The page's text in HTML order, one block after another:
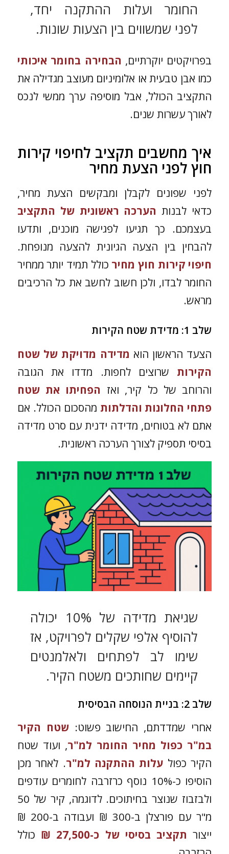
החומר ועלות ההתקנה יחד,
לפני שמשווים בין הצעות שונות.
בפרויקטים יוקרתיים, הבחירה בחומר איכותי
כמו אבן טבעית או אלומיניום מעוצב מגדילה את
התקציב הכולל, אבל מוסיפה ערך ממשי לנכס
לאורך עשרות שנים.
איך מחשבים תקציב לחיפוי קירות
חוץ לפני הצעת מחיר
לפני שפונים לקבלן ומבקשים הצעת מחיר,
כדאי לבנות הערכה ראשונית של התקציב
בעצמכם. כך תגיעו לפגישה מוכנים, ותדעו
להבחין בין הצעה הגיונית להצעה מנופחת.
חיפוי קירות חוץ מחיר כולל תמיד יותר ממחיר
החומר לבדו, ולכן חשוב לחשב את כל הרכיבים
מראש.
שלב 1: מדידת שטח הקירות
הצעד הראשון הוא מדידה מדויקת של שטח
הקירות שרוצים לחפות. מדדו את הגובה
והרוחב של כל קיר, ואז הפחיתו את שטח
פתחי החלונות והדלתות מהסכום הכולל. אם
אתם לא בטוחים, מדידה ידנית עם סרט מדידה
בסיסי תספיק לצורך הערכה ראשונית.
שגיאת מדידה של 10% יכולה
להוסיף אלפי שקלים לפרויקט, אז
שימו לב לפתחים ולאלמנטים
קיימים שחותכים משטח הקיר.
שלב 2: בניית הנוסחה הבסיסית
אחרי שמדדתם, החישוב פשוט:שטח הקיר
במ"ר כפול מחיר החומר למ"ר, ועוד שטח
הקיר כפול עלות ההתקנה למ"ר. לאחר מכן
הוסיפו כ-10% נוסף כרזרבה לחומרים עודפים
ולבזבוז שנוצר בחיתוכים. לדוגמה, קיר של 50
מ"ר עם פורצלן ב-300 ₪ ועבודה ב-200 ₪
ייצור תקציב בסיסי של כ-27,500 ₪
כולל